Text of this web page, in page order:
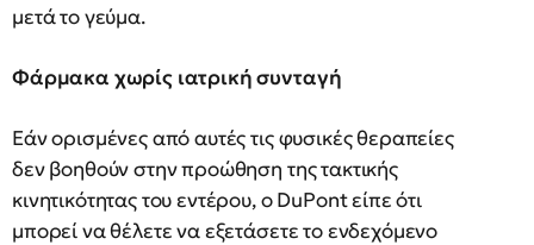
μετά το γεύμα.
Φάρμακα χωρίς ιατρική συνταγή
Εάν ορισμένες από αυτές τις φυσικές θεραπείες
δεν βοηθούν στην προώθηση της τακτικής
κινητικότητας του εντέρου, ο DuPont είπε ότι
μπορεί να θέλετε να εξετάσετε το ενδεχόμενο